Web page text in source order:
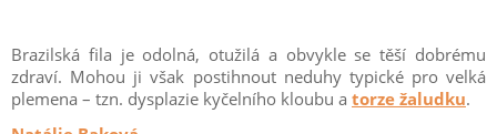
Brazilská fila je odolná, otužilá a obvykle se těší dobrému
zdraví. Mohou ji však postihnout neduhy typické pro velká
plemena – tzn. dysplazie kyčelního kloubu a torze žaludku.